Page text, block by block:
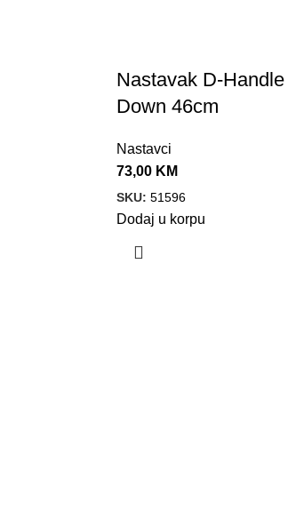
Nastavak D-Handle
Down 46cm
Nastavci
73,00 KM
SKU: 51596
Dodaj u korpu